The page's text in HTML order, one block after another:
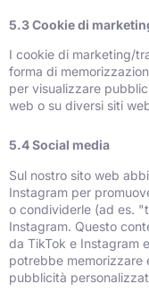
5.3 Cookie di
I cookie di marketing/
forma di
per visualizzare
web o su diversi siti
5.4 Social media
Sul nostro sito web
Instagram per
o condividerle (ad es.
Instagram. Questo
da TikTok e Instagram
potrebbe memorizzare
pubblicità